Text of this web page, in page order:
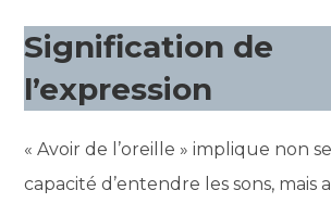
Signification de
l’expression
« Avoir de l’oreille » implique non
capacité d’entendre les sons, mais